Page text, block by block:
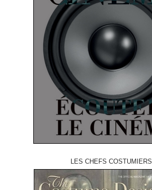
LES CHEFS COSTUMIERS